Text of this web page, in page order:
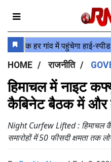
HOME राजनीति
हिमाचल में नाइट
कैबिनेट बैठक में और
Night Curfew Lifted : हिमाचल
समारोहों में 50 फीसदी क्षमता तक